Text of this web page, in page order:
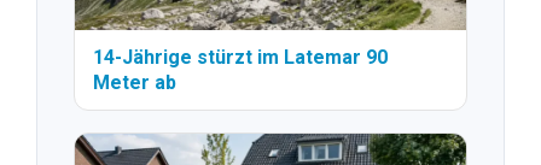
14-Jährige stürzt im Latemar 90
Meter ab